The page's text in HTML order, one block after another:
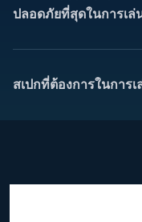
ปลอดภัยที่สุดในการเล่
สเปกที่ต้องการในการเ